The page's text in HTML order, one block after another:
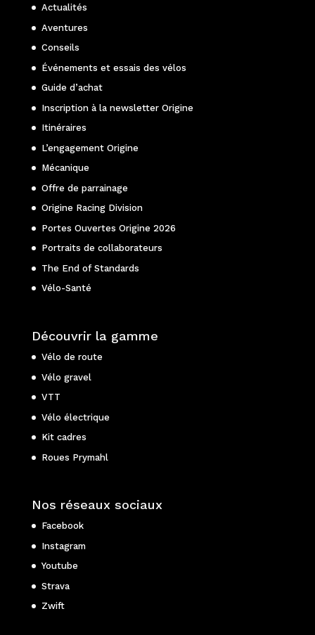
Actualités
Aventures
Conseils
Événements et essais des vélos
Guide d’achat
Inscription à la newsletter Origine
Itinéraires
L’engagement Origine
Mécanique
Offre de parrainage
Origine Racing Division
Portes Ouvertes Origine 2026
Portraits de collaborateurs
The End of Standards
Vélo-Santé
Découvrir la gamme
Vélo de route
Vélo gravel
VTT
Vélo électrique
Kit cadres
Roues Prymahl
Nos réseaux sociaux
Facebook
Instagram
Youtube
Strava
Zwift